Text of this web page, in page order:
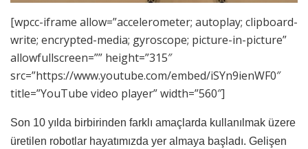
[wpcc-iframe allow=”accelerometer; autoplay; clipboard-
write; encrypted-media; gyroscope; picture-in-picture”
allowfullscreen=”” height=”315″
src=”https://www.youtube.com/embed/iSYn9ienWF0″
title=”YouTube video player” width=”560″]
Son 10 yılda birbirinden farklı amaçlarda kullanılmak üzere
üretilen robotlar hayatımızda yer almaya başladı. Gelişen